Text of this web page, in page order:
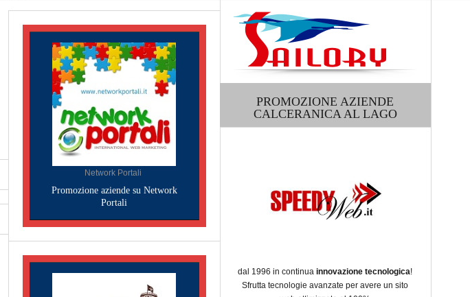
Network Portali
Promozione aziende su Network
Portali
PROMOZIONE AZIENDE
CALCERANICA AL LAGO
dal 1996 in continua innovazione tecnologica!
Sfrutta tecnologie avanzate per avere un sito